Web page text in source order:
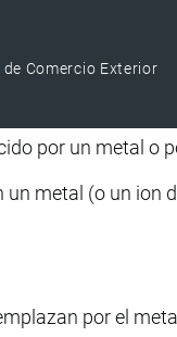
Comercio Exterior
por un metal o
un metal (o un ion
por el